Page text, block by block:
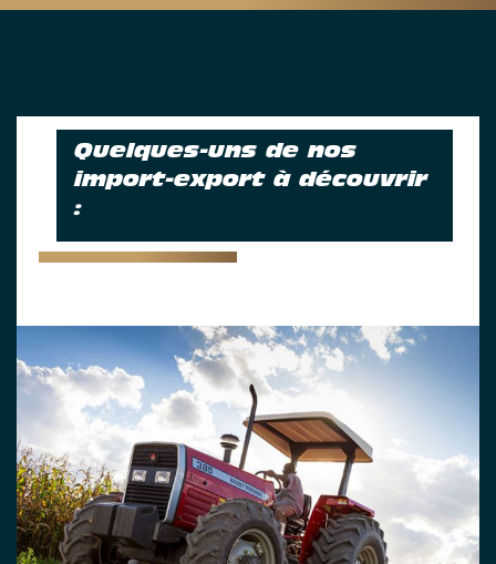
Quelques-uns de nos
import-export à découvrir
: